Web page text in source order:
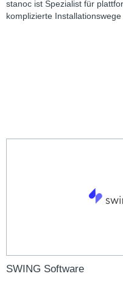
stanoc ist Spezialist für
komplizierte
SWING Software